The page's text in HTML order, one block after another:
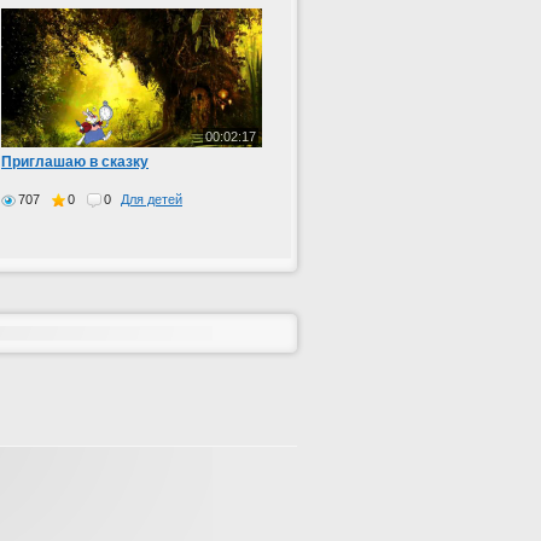
00:02:17
Приглашаю в сказку
707 0 0 Для детей